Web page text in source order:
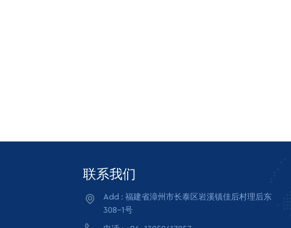
联系我们
Add : 福建省漳州市长泰区岩溪镇佳后村理后东
308-1号